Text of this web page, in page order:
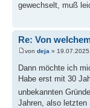
gewechselt, muß
Re: Von
von deja »
Dann möchte ich
Habe erst mit 30
unbekannten
Jahren, also letzten